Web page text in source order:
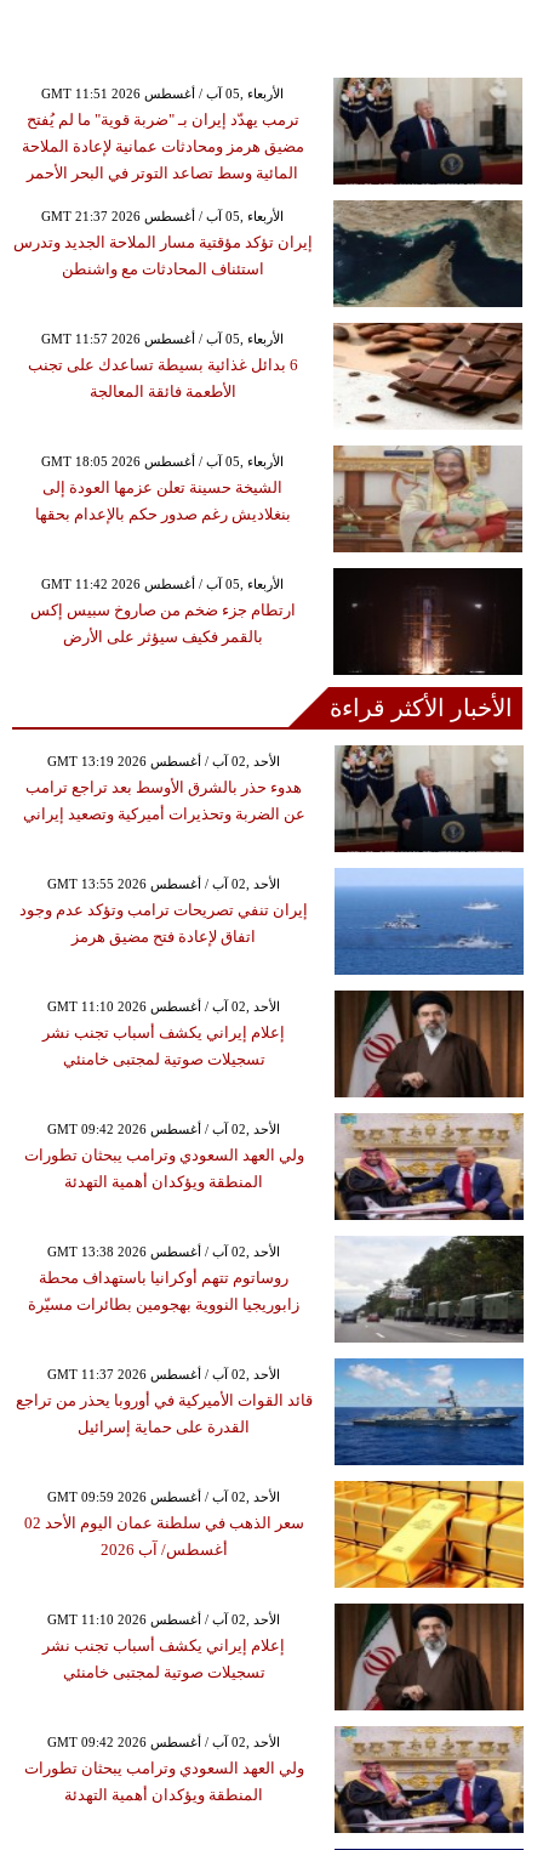
GMT 11:51 2026 الأربعاء ,05 آب / أغسطس
ترمب يهدّد إيران بـ "ضربة قوية" ما لم يُفتح
مضيق هرمز ومحادثات عمانية لإعادة الملاحة
المائية وسط تصاعد التوتر في البحر الأحمر
GMT 21:37 2026 الأربعاء ,05 آب / أغسطس
إيران تؤكد مؤقتية مسار الملاحة الجديد وتدرس
استئناف المحادثات مع واشنطن
GMT 11:57 2026 الأربعاء ,05 آب / أغسطس
6 بدائل غذائية بسيطة تساعدك على تجنب
الأطعمة فائقة المعالجة
GMT 18:05 2026 الأربعاء ,05 آب / أغسطس
الشيخة حسينة تعلن عزمها العودة إلى
بنغلاديش رغم صدور حكم بالإعدام بحقها
GMT 11:42 2026 الأربعاء ,05 آب / أغسطس
ارتطام جزء ضخم من صاروخ سبيس إكس
بالقمر فكيف سيؤثر على الأرض
الأخبار الأكثر قراءة
GMT 13:19 2026 الأحد ,02 آب / أغسطس
هدوء حذر بالشرق الأوسط بعد تراجع ترامب
عن الضربة وتحذيرات أميركية وتصعيد إيراني
GMT 13:55 2026 الأحد ,02 آب / أغسطس
إيران تنفي تصريحات ترامب وتؤكد عدم وجود
اتفاق لإعادة فتح مضيق هرمز
GMT 11:10 2026 الأحد ,02 آب / أغسطس
إعلام إيراني يكشف أسباب تجنب نشر
تسجيلات صوتية لمجتبى خامنئي
GMT 09:42 2026 الأحد ,02 آب / أغسطس
ولي العهد السعودي وترامب يبحثان تطورات
المنطقة ويؤكدان أهمية التهدئة
GMT 13:38 2026 الأحد ,02 آب / أغسطس
روساتوم تتهم أوكرانيا باستهداف محطة
زابوريجيا النووية بهجومين بطائرات مسيّرة
GMT 11:37 2026 الأحد ,02 آب / أغسطس
قائد القوات الأميركية في أوروبا يحذر من تراجع
القدرة على حماية إسرائيل
GMT 09:59 2026 الأحد ,02 آب / أغسطس
سعر الذهب في سلطنة عمان اليوم الأحد 02
أغسطس/ آب 2026
GMT 11:10 2026 الأحد ,02 آب / أغسطس
إعلام إيراني يكشف أسباب تجنب نشر
تسجيلات صوتية لمجتبى خامنئي
GMT 09:42 2026 الأحد ,02 آب / أغسطس
ولي العهد السعودي وترامب يبحثان تطورات
المنطقة ويؤكدان أهمية التهدئة